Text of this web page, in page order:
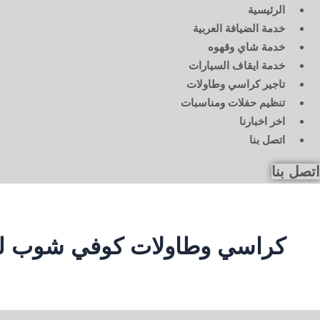
الرئيسية
خدمة الضيافة العربية
خدمة شاي وقهوه
خدمة ايقاف السيارات
تاجير كراسي وطاولات
تنظيم حفلات ومناسبات
اخر اخبارنا
اتصل بنا
اتصل بنا
كراسي وطاولات كوفي شوب